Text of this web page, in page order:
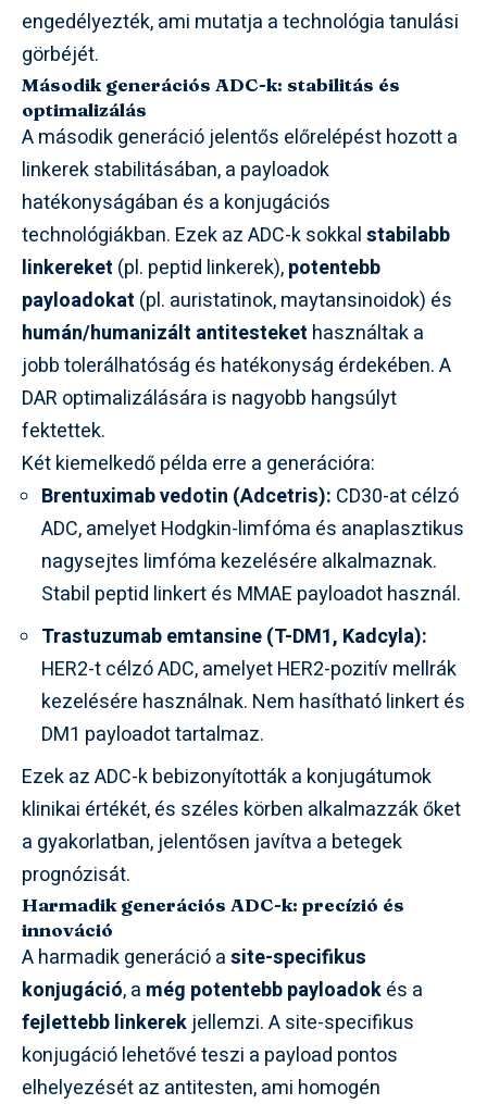
engedélyezték, ami mutatja a technológia tanulási
görbéjét.
Második generációs ADC-k: stabilitás és
optimalizálás
A második generáció jelentős előrelépést hozott a
linkerek stabilitásában, a payloadok
hatékonyságában és a konjugációs
technológiákban. Ezek az ADC-k sokkalstabilabb
linkereket (pl. peptid linkerek),potentebb
payloadokat (pl. auristatinok, maytansinoidok) és
humán/humanizált antitesteket használtak a
jobb tolerálhatóság és hatékonyság érdekében. A
DAR optimalizálására is nagyobb hangsúlyt
fektettek.
Két kiemelkedő példa erre a generációra:
Brentuximab vedotin (Adcetris): CD30-at célzó
ADC, amelyet Hodgkin-limfóma és anaplasztikus
nagysejtes limfóma kezelésére alkalmaznak.
Stabil peptid linkert és MMAE payloadot használ.
Trastuzumab emtansine (T-DM1, Kadcyla):
HER2-t célzó ADC, amelyet HER2-pozitív mellrák
kezelésére használnak. Nem hasítható linkert és
DM1 payloadot tartalmaz.
Ezek az ADC-k bebizonyították a konjugátumok
klinikai értékét, és széles körben alkalmazzák őket
a gyakorlatban, jelentősen javítva a betegek
prognózisát.
Harmadik generációs ADC-k: precízió és
innováció
A harmadik generáció asite-specifikus
konjugáció, a még potentebb payloadokés a
fejlettebb linkerek jellemzi. A site-specifikus
konjugáció lehetővé teszi a payload pontos
elhelyezését az antitesten, ami homogén